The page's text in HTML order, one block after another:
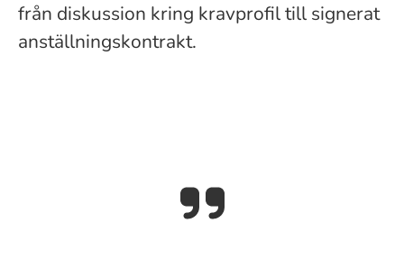
från diskussion kring kravprofil till signerat
anställningskontrakt.